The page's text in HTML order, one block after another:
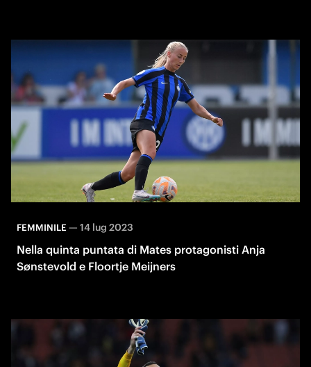
FEMMINILE— 14 lug 2023
Nella quinta puntata di Mates protagonisti Anja
Sønstevold e Floortje Meijners